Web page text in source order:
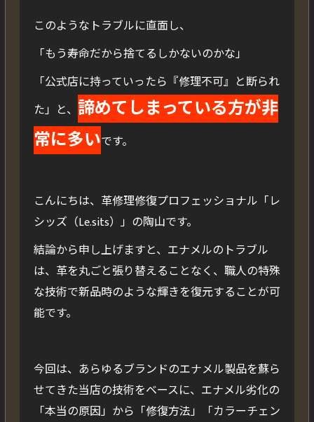
このようなトラブルに直面し、
「もう寿命だから捨てるしかないのかな」
「公式店に持っていったら『修理不可』と断られ
た」と、 諦めてしまっている方が非
常に多いです。
こんにちは、革修理修復プロフェッショナル「レ
シッズ（Le.sits）」の陶山です。
結論から申し上げますと、エナメルのトラブル
は、革を丸ごと張り替えることなく、職人の特殊
な技術で新品時のような輝きを復元することが可
能です。
今回は、あらゆるブランドのエナメル製品を蘇ら
せてきた当店の技術をベースに、エナメル劣化の
「本当の原因」から「修復方法」「カラーチェン